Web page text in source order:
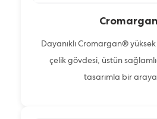
Dayanıklı Cromargan®
çelik gövdesi, üstün
tasarımla bir